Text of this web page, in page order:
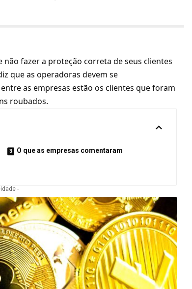
não fazer a proteção correta de seus clientes
que as operadoras devem se
as empresas estão os clientes que foram
roubados.
O que as empresas comentaram
-